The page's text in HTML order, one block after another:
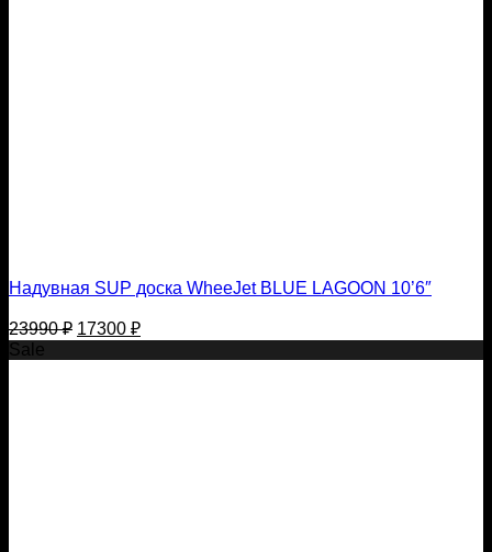
Надувная SUP доска WheeJet BLUE LAGOON 10’6″
23990₽ Первоначальная
цена
составляла
17300 ₽Текущая
цена:
Sale